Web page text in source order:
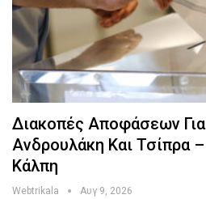
Διακοπές Αποφάσεων
Ανδρουλάκη Και Τσίπρα –
Κάλπη
Webtrikala Αυγ 9, 2026